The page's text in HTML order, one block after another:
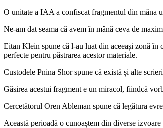
O unitate a IAA a confiscat fragmentul din mâna
Ne-am dat seama că avem în mână ceva de
Eitan Klein spune că l-au luat din aceeași zonă în
perfecte pentru păstrarea acestor materiale.
Custodele Pnina Shor spune că există și alte
Găsirea acestui fragment e un miracol, fiindcă
Cercetătorul Oren Ableman spune că legătura
Această perioadă o cunoaștem din diverse